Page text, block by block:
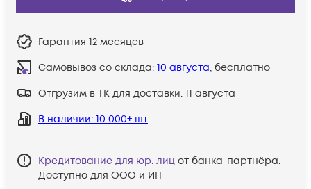
Гарантия 12 месяцев
Самовывоз со склада: 10 августа, бесплатно
Отгрузим в ТК для доставки: 11 августа
В наличии: 10 000+ шт
Кредитование для юр. лиц от банка-партнёра.
Доступно для ООО и ИП